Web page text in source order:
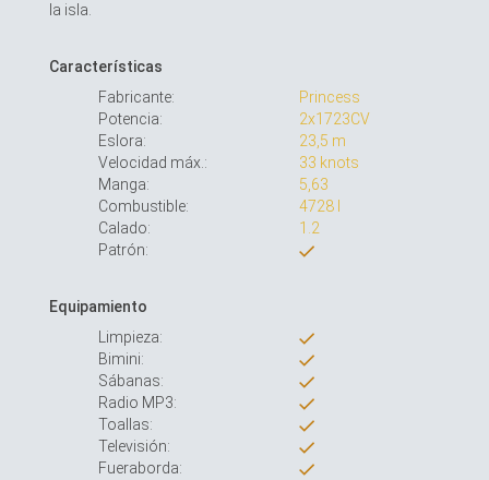
la isla.
Características
Fabricante:
Princess
Potencia:
2x1723CV
Eslora:
23,5 m
Velocidad máx.:
33 knots
Manga:
5,63
Combustible:
4728 l
Calado:
1.2
Patrón:
Equipamiento
Limpieza:
Bimini:
Sábanas:
Radio MP3:
Toallas:
Televisión:
Fueraborda: